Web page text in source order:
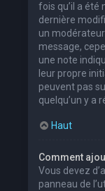
fois qu’il a été
dernière
un
message,
une note
leur propre
peuvent pas
quelqu’un y a
Haut
Comment
Vous devez
panneau de